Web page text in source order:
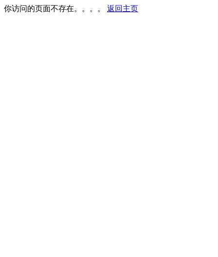
你访问的页面不存在。。。。 返回主页